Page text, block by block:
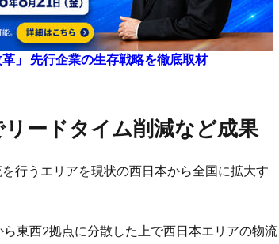
」 先行企業の生存戦略を徹底取材
リードタイム削減など成果
行うエリアを現状の西日本から全国に拡大す
東西2拠点に分散した上で西日本エリアの物流